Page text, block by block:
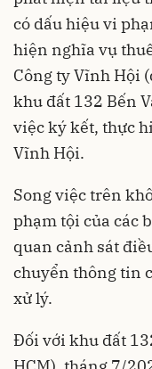
có dấu hiệu vi
hiện nghĩa vụ
Công ty Vĩnh Hội
khu đất 132 Bến
việc ký kết, thực
Vĩnh Hội.
Song việc trên
phạm tội của các
quan cảnh sát
chuyển thông tin
xử lý.
Đối với khu đất